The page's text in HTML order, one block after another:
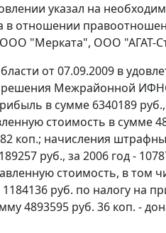
указал на
в отношении
ООО "Мерката", ООО "АГАТ-
от 07.09.2009 в
Межрайонной
в сумме 6340189
стоимость в сумме
коп.; начисления
руб., за 2006 год -
стоимость, в том
руб. по налогу на
4893595 руб. 36 коп. -